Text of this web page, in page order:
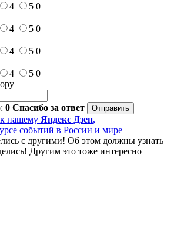
4 5 0
4 5 0
4 5 0
4 5 0
0 Спасибо за ответ
нашему Яндекс Дзен,
событий в России и мире
с другими! Об этом должны узнать
Другим это тоже интересно